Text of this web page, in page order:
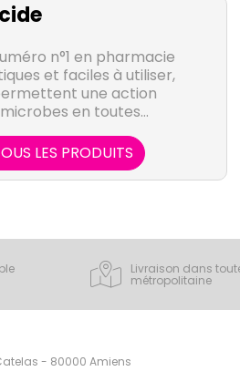
n°1 en pharmacie
et faciles à utiliser,
une action
en toutes
LES PRODUITS
Livraison dans
métropolitaine
- 80000 Amiens